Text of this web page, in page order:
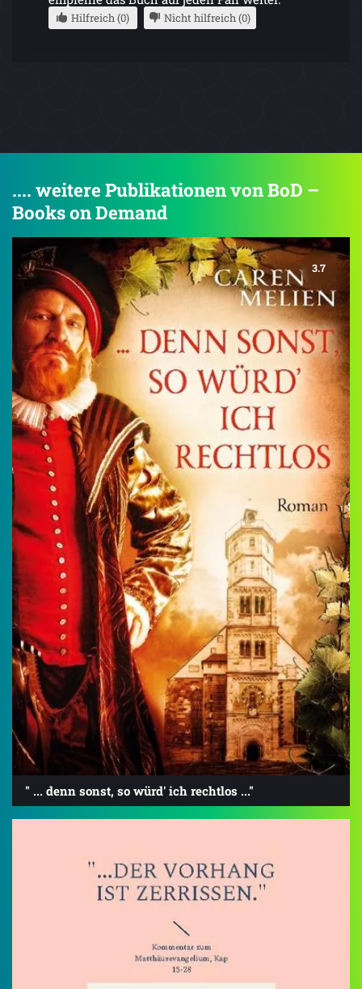
Hilfreich (0) Nicht hilfreich (0)
.... weitere Publikationen von BoD –
Books on Demand
3.7
" ... denn sonst, so würd' ich rechtlos ..."